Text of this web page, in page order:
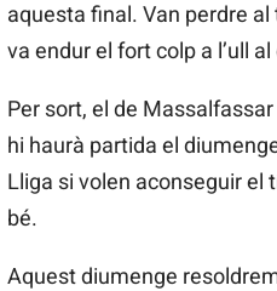
aquesta final. Van perdre
va endur el fort colp a l’ull
Per sort, el de
hi haurà partida el
Lliga si volen aconseguir el
bé.
Aquest diumenge